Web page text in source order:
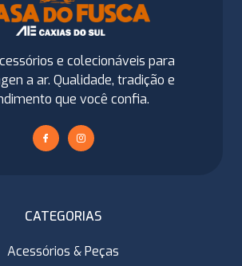
e colecionáveis para
a ar. Qualidade, tradição e
que você confia.
CATEGORIAS
Acessórios & Peças